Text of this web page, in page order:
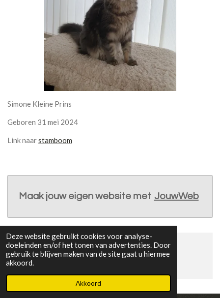
Deze website gebruikt cookies voor analyse-
doeleinden en/of het tonen van advertenties. Door
gebruik te blijven maken van de site gaat u hiermee
akkoord.
Akkoord
Simone Kleine Prins
Geboren 31 mei 2024
Link naarstamboom
Maak jouw eigen website met JouwWeb
© 2015 - 2026 Van-de-buitenpoorter
Powered by